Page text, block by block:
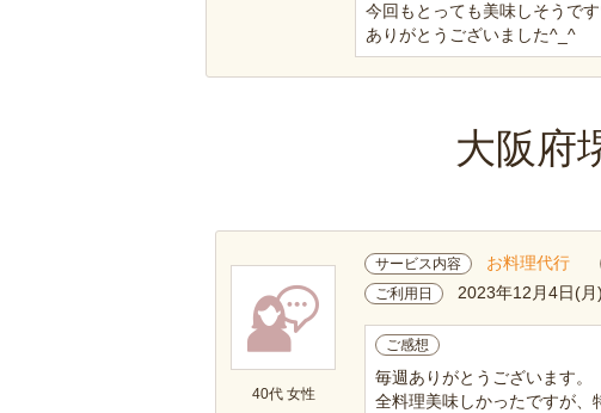
今回もとっても美味しそうで
ありがとうございました^_^
大阪府
40代 女性
サービス内容 お料理代行
ご利用日 2023年12月4日(月)
ご感想
毎週ありがとうございます。
全料理美味しかったですが、